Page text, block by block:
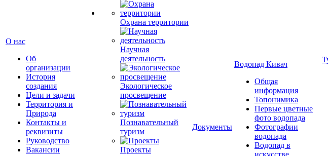
О нас
Об
организации
История
создания
Цели и задачи
Территория и
Природа
Контакты и
реквизиты
Руководство
Вакансии
Охрана территории
Научная
деятельность
Экологическое
просвещение
Познавательный
туризм
Проекты
Документы
Водопад Кивач
Общая
информация
Топонимика
Первые цветные
фото водопада
Фотографии
водопада
Водопад в
искусстве